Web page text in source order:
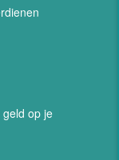
op je